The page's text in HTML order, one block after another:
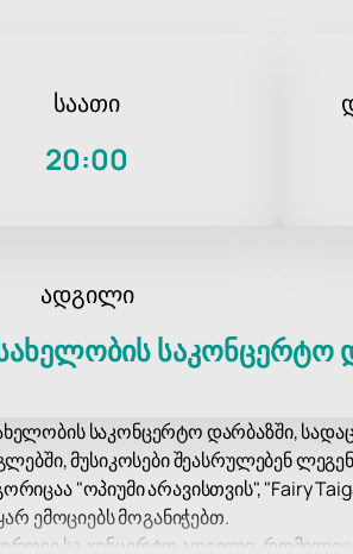
საათი
20:00
ადგილი
საკონცერტო
საკონცერტო დარბაზში,
მუსიკოსები შეასრულებენ
"ოპიუმი არავისთვის", "Fairy
ემოციებს მოგანიჭებთ.
საკონცერტო ადგილი, რომელიც